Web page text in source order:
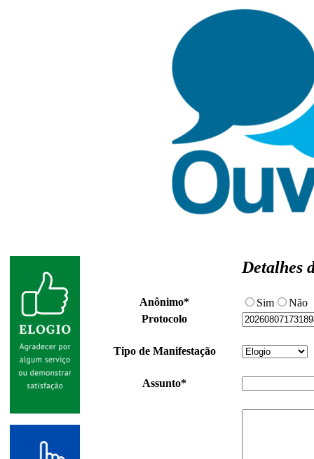
Detalhes
Anônimo* Sim
Não
Protocolo
Tipo de Manifestação
Assunto*